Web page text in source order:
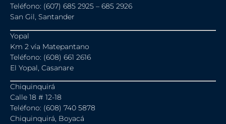
Teléfono: (607) 685 2925 – 685 2926
San Gil, Santander
Yopal
Km 2 vía Matepantano
Teléfono: (608) 661 2616
El Yopal, Casanare
Chiquinquirá
Calle 18 # 12-18
Teléfono: (608) 740 5878
Chiquinquirá, Boyacá